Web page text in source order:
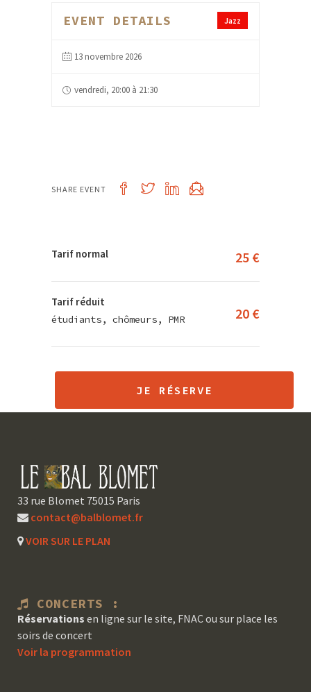
Jazz
EVENT DETAILS
13 novembre 2026
vendredi, 20:00 à 21:30
SHARE EVENT
Tarif normal 25 €
Tarif réduit
étudiants, chômeurs, PMR 20 €
JE RÉSERVE
33 rue Blomet 75015 Paris
contact@balblomet.fr
VOIR SUR LE PLAN
CONCERTS :
Réservations en ligne sur le site, FNAC ou sur place les
soirs de concert
Voir la programmation